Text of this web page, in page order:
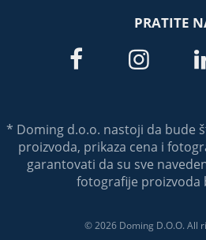
PRATITE
 
* Doming d.o.o. nastoji da bude
proizvoda, prikaza cena i
garantovati da su sve
fotografije proizvoda
© 2026 Doming D.O.O. All